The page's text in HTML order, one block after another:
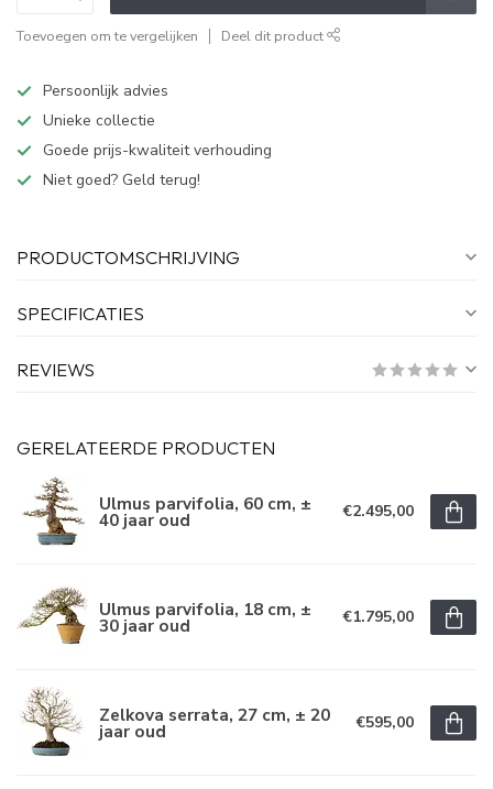
Toevoegen om te vergelijken Deel dit product
Persoonlijk advies
Unieke collectie
Goede prijs-kwaliteit verhouding
Niet goed? Geld terug!
PRODUCTOMSCHRIJVING
SPECIFICATIES
REVIEWS
GERELATEERDE PRODUCTEN
Ulmus parvifolia, 60 cm, ±
40 jaar oud €2.495,00
Ulmus parvifolia, 18 cm, ±
30 jaar oud €1.795,00
Zelkova serrata, 27 cm, ± 20
jaar oud €595,00